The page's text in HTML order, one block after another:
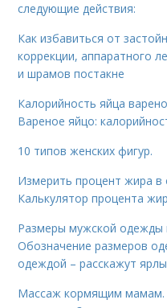
следующие действия:
Как избавиться от
коррекции, аппаратного
и шрамов постакне
Калорийность яйца
Вареное яйцо:
10 типов женских фигур.
Измерить процент жира в
Калькулятор процента
Размеры мужской одежды
Обозначение размеров
одеждой – расскажут
Массаж кормящим мамам.